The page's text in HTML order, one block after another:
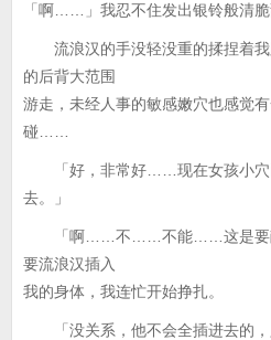
「啊……」我忍不住发出银铃般清脆
流浪汉的手没轻没重的揉捏着我
的后背大范围
游走，未经人事的敏感嫩穴也感觉
碰……
「好，非常好……现在女孩小穴
去。」
「啊……不……不能……这是要献
要流浪汉插入
我的身体，我连忙开始挣扎。
「没关系，他不会全插进去的，